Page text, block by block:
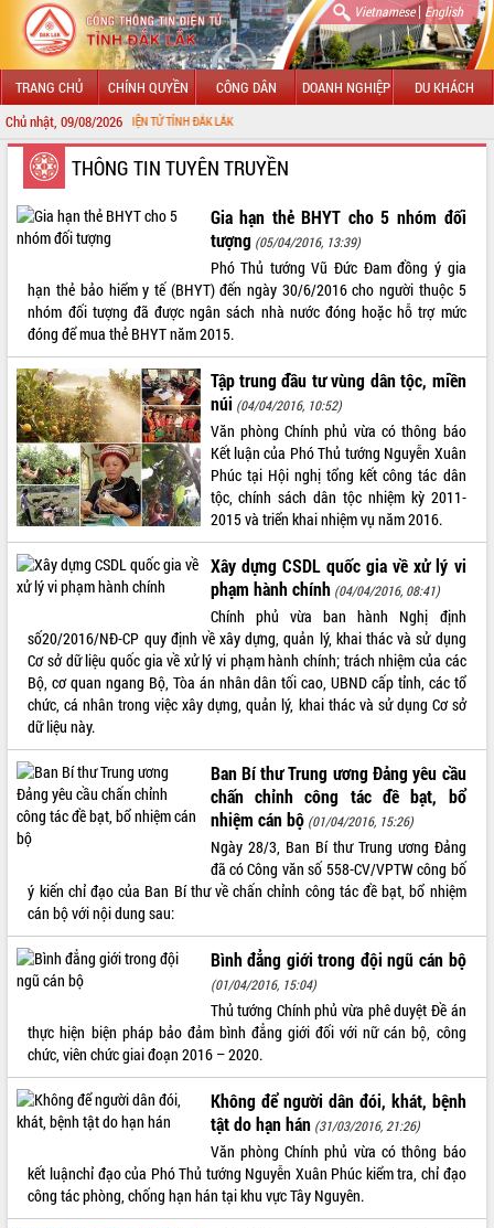
Vietnamese| English
TRANG CHỦ CHÍNH QUYỀN CÔNG DÂN DOANH NGHIỆP DU KHÁCH
Chủ nhật, 09/08/2026
TIN ĐIỆN TỬ TỈNH ĐẮK LẮK
GIỚI THIỆU
LÃNH ĐẠO UBND TỈNH
TIN TỨC SỰ KIỆN
SỞ, BAN, NGÀNH
UBND CÁC XÃ, PHƯỜNG
THÔNG TIN CHỈ ĐẠO ĐIỀU HÀNH
HỆ THỐNG VĂN BẢN
VĂN BẢN HĐND TỈNH
ĐIỂM TIN VĂN BẢN
QUY HOẠCH - KẾ HOẠCH
Không có file video nào để phát.
ALBUM ẢNH
THÔNG TIN TUYÊN TRUYỀN
Gia hạn thẻ BHYT cho 5 nhóm đối
tượng (05/04/2016, 13:39)
Phó Thủ tướng Vũ Đức Đam đồng ý gia
hạn thẻ bảo hiểm y tế (BHYT) đến ngày 30/6/2016 cho người thuộc 5
nhóm đối tượng đã được ngân sách nhà nước đóng hoặc hỗ trợ mức
đóng để mua thẻ BHYT năm 2015.
Tập trung đầu tư vùng dân tộc, miền
núi (04/04/2016, 10:52)
Văn phòng Chính phủ vừa có thông báo
Kết luận của Phó Thủ tướng Nguyễn Xuân
Phúc tại Hội nghị tổng kết công tác dân
tộc, chính sách dân tộc nhiệm kỳ 2011-
2015 và triển khai nhiệm vụ năm 2016.
Xây dựng CSDL quốc gia về xử lý vi
phạm hành chính (04/04/2016, 08:41)
Chính phủ vừa ban hành Nghị định
số20/2016/NĐ-CP quy định về xây dựng, quản lý, khai thác và sử dụng
Cơ sở dữ liệu quốc gia về xử lý vi phạm hành chính; trách nhiệm của các
Bộ, cơ quan ngang Bộ, Tòa án nhân dân tối cao, UBND cấp tỉnh, các tổ
chức, cá nhân trong việc xây dựng, quản lý, khai thác và sử dụng Cơ sở
dữ liệu này.
Ban Bí thư Trung ương Đảng yêu cầu
chấn chỉnh công tác đề bạt, bổ
nhiệm cán bộ (01/04/2016, 15:26)
Ngày 28/3, Ban Bí thư Trung ương Đảng
đã có Công văn số 558-CV/VPTW công bố
ý kiến chỉ đạo của Ban Bí thư về chấn chỉnh công tác đề bạt, bổ nhiệm
cán bộ với nội dung sau:
Bình đẳng giới trong đội ngũ cán bộ
(01/04/2016, 15:04)
Thủ tướng Chính phủ vừa phê duyệt Đề án
thực hiện biện pháp bảo đảm bình đẳng giới đối với nữ cán bộ, công
chức, viên chức giai đoạn 2016 – 2020.
Không để người dân đói, khát, bệnh
tật do hạn hán (31/03/2016, 21:26)
Văn phòng Chính phủ vừa có thông báo
kết luậnchỉ đạo của Phó Thủ tướng Nguyễn Xuân Phúc kiểm tra, chỉ đạo
công tác phòng, chống hạn hán tại khu vực Tây Nguyên.